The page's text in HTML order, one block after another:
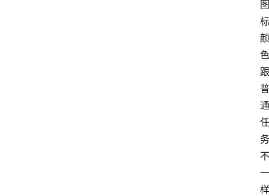
图
标
颜
色
跟
普
通
任
务
不
一
样